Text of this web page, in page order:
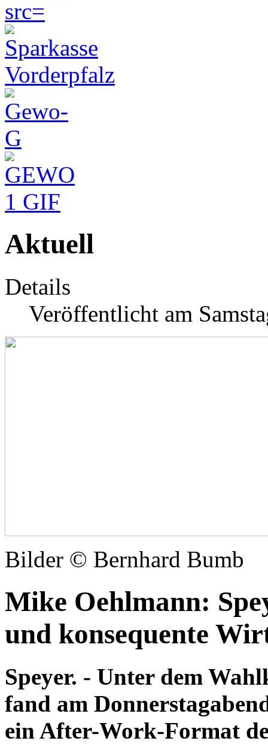
Aktuell
Details
Veröffentlicht am
Bilder © Bernhard Bumb
Mike Oehlmann:
und konsequente
Speyer. - Unter dem
fand am
ein After-Work-Format